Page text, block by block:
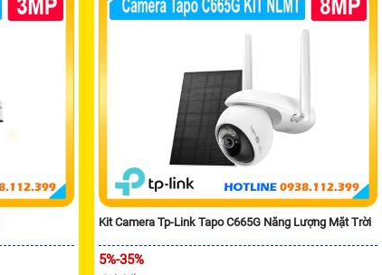
Kit Camera Tp-Link Tapo C665G Năng Lượng Mặt Trời
5%-35%